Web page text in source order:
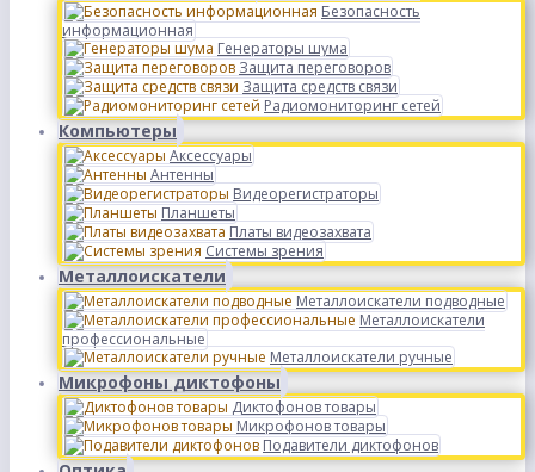
Безопасность
информационная
Генераторы шума
Защита переговоров
Защита средств связи
Радиомониторинг сетей
Компьютеры
Аксессуары
Антенны
Видеорегистраторы
Планшеты
Платы видеозахвата
Системы зрения
Металлоискатели
Металлоискатели подводные
Металлоискатели
профессиональные
Металлоискатели ручные
Микрофоны диктофоны
Диктофонов товары
Микрофонов товары
Подавители диктофонов